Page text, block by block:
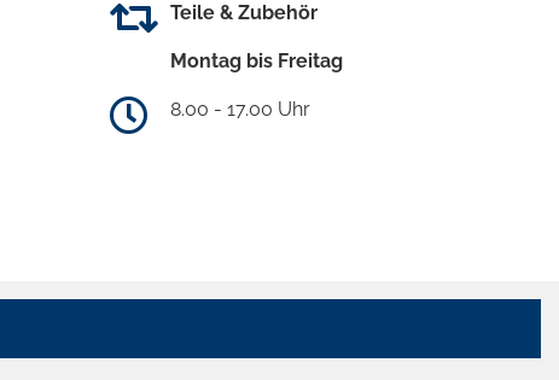
Teile & Zubehör
Montag bis Freitag
8.00 - 17.00 Uhr